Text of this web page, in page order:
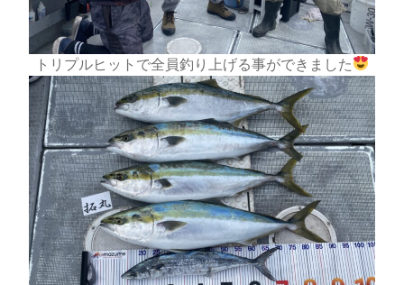
トリプルヒットで全員釣り上げる事ができました